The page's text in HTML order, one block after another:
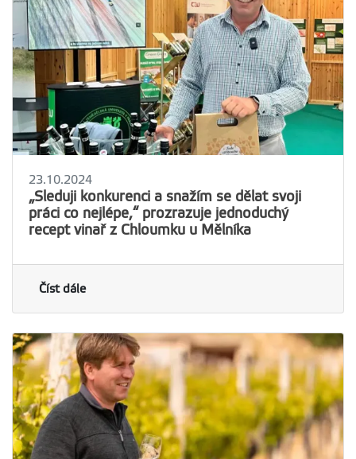
23.10.2024
„Sleduji konkurenci a snažím se dělat svoji
práci co nejlépe,“ prozrazuje jednoduchý
recept vinař z Chloumku u Mělníka
Číst dále